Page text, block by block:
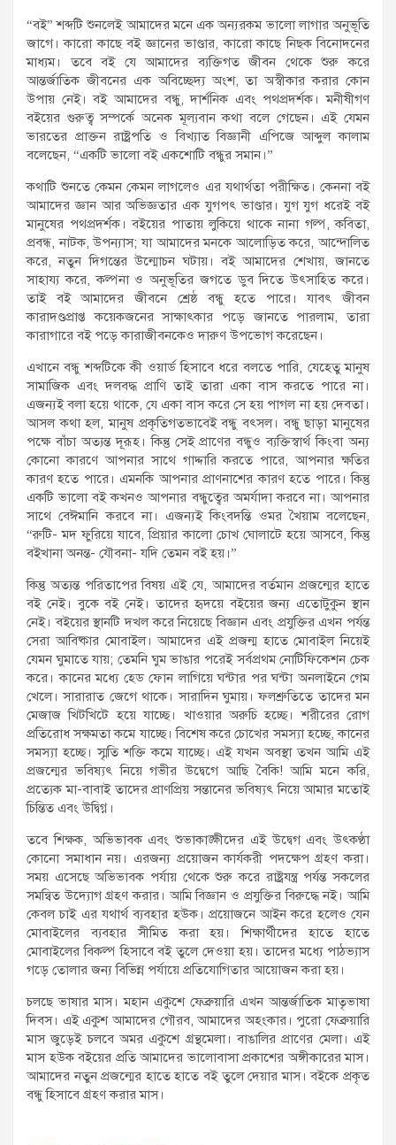
“বই” শব্দটি শুনলেই আমাদের মনে এক অন্যরকম ভালো লাগার অনুভূতি
জাগে। কারো কাছে বই জ্ঞানের ভাণ্ডার, কারো কাছে নিছক বিনোদনের
মাধ্যম। তবে বই যে আমাদের ব্যক্তিগত জীবন থেকে শুরু করে
আন্তর্জাতিক জীবনের এক অবিচ্ছেদ্য অংশ, তা অস্বীকার করার কোন
উপায় নেই। বই আমাদের বন্ধু, দার্শনিক এবং পথপ্রদর্শক। মনীষীগণ
বইয়ের গুরুত্ব সম্পর্কে অনেক মূল্যবান কথা বলে গেছেন। এই যেমন
ভারতের প্রাক্তন রাষ্ট্রপতি ও বিখ্যাত বিজ্ঞানী এপিজে আব্দুল কালাম
বলেছেন, “একটি ভালো বই একশোটি বন্ধুর সমান।”
কথাটি শুনতে কেমন কেমন লাগলেও এর যথার্থতা পরীক্ষিত। কেননা বই
আমাদের জ্ঞান আর অভিজ্ঞতার এক যুগপৎ ভাণ্ডার। যুগ যুগ ধরেই বই
মানুষের পথপ্রদর্শক। বইয়ের পাতায় লুকিয়ে থাকে নানা গল্প, কবিতা,
প্রবন্ধ, নাটক, উপন্যাস; যা আমাদের মনকে আলোড়িত করে, আন্দোলিত
করে, নতুন দিগন্তের উন্মোচন ঘটায়। বই আমাদের শেখায়, জানতে
সাহায্য করে, কল্পনা ও অনুভূতির জগতে ডুব দিতে উৎসাহিত করে।
তাই বই আমাদের জীবনে শ্রেষ্ঠ বন্ধু হতে পারে। যাবৎ জীবন
কারাদণ্ডপ্রাপ্ত কয়েকজনের সাক্ষাৎকার পড়ে জানতে পারলাম, তারা
কারাগারে বই পড়ে কারাজীবনকেও দারুণ উপভোগ করেছেন।
এখানে বন্ধু শব্দটিকে কী ওয়ার্ড হিসাবে ধরে বলতে পারি, যেহেতু মানুষ
সামাজিক এবং দলবদ্ধ প্রাণি তাই তারা একা বাস করতে পারে না।
এজন্যই বলা হয়ে থাকে, যে একা বাস করে সে হয় পাগল না হয় দেবতা।
আসল কথা হল, মানুষ প্রকৃতিগতভাবেই বন্ধু বৎসল। বন্ধু ছাড়া মানুষের
পক্ষে বাঁচা অত্যন্ত দূরূহ। কিন্তু সেই প্রাণের বন্ধুও ব্যক্তিস্বার্থ কিংবা অন্য
কোনো কারণে আপনার সাথে গাদ্দারি করতে পারে, আপনার ক্ষতির
কারণ হতে পারে। এমনকি আপনার প্রাণনাশের কারণ হতে পারে। কিন্তু
একটি ভালো বই কখনও আপনার বন্ধুত্বের অমর্যাদা করবে না। আপনার
সাথে বেঈমানি করবে না। এজন্যই কিংবদন্তি ওমর খৈয়াম বলেছেন,
“রুটি- মদ ফুরিয়ে যাবে, প্রিয়ার কালো চোখ ঘোলাটে হয়ে আসবে, কিন্তু
বইখানা অনন্ত- যৌবনা- যদি তেমন বই হয়।”
কিন্তু অত্যন্ত পরিতাপের বিষয় এই যে, আমাদের বর্তমান প্রজন্মের হাতে
বই নেই। বুকে বই নেই। তাদের হৃদয়ে বইয়ের জন্য এতোটুকুন স্থান
নেই। বইয়ের স্থানটি দখল করে নিয়েছে বিজ্ঞান এবং প্রযুক্তির এখন পর্যন্ত
সেরা আবিষ্কার মোবাইল। আমাদের এই প্রজন্ম হাতে মোবাইল নিয়েই
যেমন ঘুমাতে যায়; তেমনি ঘুম ভাঙার পরেই সর্বপ্রথম নোটিফিকেশন চেক
করে। কানের মধ্যে হেড ফোন লাগিয়ে ঘন্টার পর ঘন্টা অনলাইনে গেম
খেলে। সারারাত জেগে থাকে। সারাদিন ঘুমায়। ফলশ্রুতিতে তাদের মন
মেজাজ খিটখিটে হয়ে যাচ্ছে। খাওয়ার অরুচি হচ্ছে। শরীরের রোগ
প্রতিরোধ সক্ষমতা কমে যাচ্ছে। বিশেষ করে চোখের সমস্যা হচ্ছে, কানের
সমস্যা হচ্ছে। স্মৃতি শক্তি কমে যাচ্ছে। এই যখন অবস্থা তখন আমি এই
প্রজন্মের ভবিষ্যৎ নিয়ে গভীর উদ্বেগে আছি বৈকি! আমি মনে করি,
প্রত্যেক মা-বাবাই তাদের প্রাণপ্রিয় সন্তানের ভবিষ্যৎ নিয়ে আমার মতোই
চিন্তিত এবং উদ্বিগ্ন।
তবে শিক্ষক, অভিভাবক এবং শুভাকাঙ্ক্ষীদের এই উদ্বেগ এবং উৎকণ্ঠা
কোনো সমাধান নয়। এরজন্য প্রয়োজন কার্যকরী পদক্ষেপ গ্রহণ করা।
সময় এসেছে অভিভাবক পর্যায় থেকে শুরু করে রাষ্ট্রযন্ত্র পর্যন্ত সকলের
সমন্বিত উদ্যোগ গ্রহণ করার। আমি বিজ্ঞান ও প্রযুক্তির বিরুদ্ধে নই। আমি
কেবল চাই এর যথার্থ ব্যবহার হউক। প্রয়োজনে আইন করে হলেও যেন
মোবাইলের ব্যবহার সীমিত করা হয়। শিক্ষার্থীদের হাতে হাতে
মোবাইলের বিকল্প হিসাবে বই তুলে দেওয়া হয়। তাদের মধ্যে পাঠভ্যাস
গড়ে তোলার জন্য বিভিন্ন পর্যায়ে প্রতিযোগিতার আয়োজন করা হয়।
চলছে ভাষার মাস। মহান একুশে ফেব্রুয়ারি এখন আন্তর্জাতিক মাতৃভাষা
দিবস। এই একুশ আমাদের গৌরব, আমাদের অহংকার। পুরো ফেব্রুয়ারি
মাস জুড়েই চলবে অমর একুশে গ্রন্থমেলা। বাঙালির প্রাণের মেলা। এই
মাস হউক বইয়ের প্রতি আমাদের ভালোবাসা প্রকাশের অঙ্গীকারের মাস।
আমাদের নতুন প্রজন্মের হাতে হাতে বই তুলে দেয়ার মাস। বইকে প্রকৃত
বন্ধু হিসাবে গ্রহণ করার মাস।